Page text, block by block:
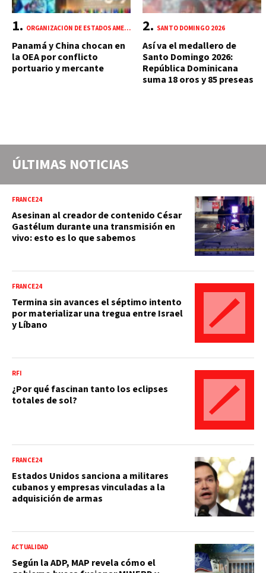
ORGANIZACIÓN DE ESTADOS AMERICANOS (OEA)
Panamá y China chocan en
la OEA por conflicto
portuario y mercante
SANTO DOMINGO 2026
Así va el medallero de
Santo Domingo 2026:
República Dominicana
suma 18 oros y 85 preseas
ÚLTIMAS NOTICIAS
FRANCE24
Asesinan al creador de contenido César
Gastélum durante una transmisión en
vivo: esto es lo que sabemos
FRANCE24
Termina sin avances el séptimo intento
por materializar una tregua entre Israel
y Líbano
RFI
¿Por qué fascinan tanto los eclipses
totales de sol?
FRANCE24
Estados Unidos sanciona a militares
cubanos y empresas vinculadas a la
adquisición de armas
ACTUALIDAD
Según la ADP, MAP revela cómo el